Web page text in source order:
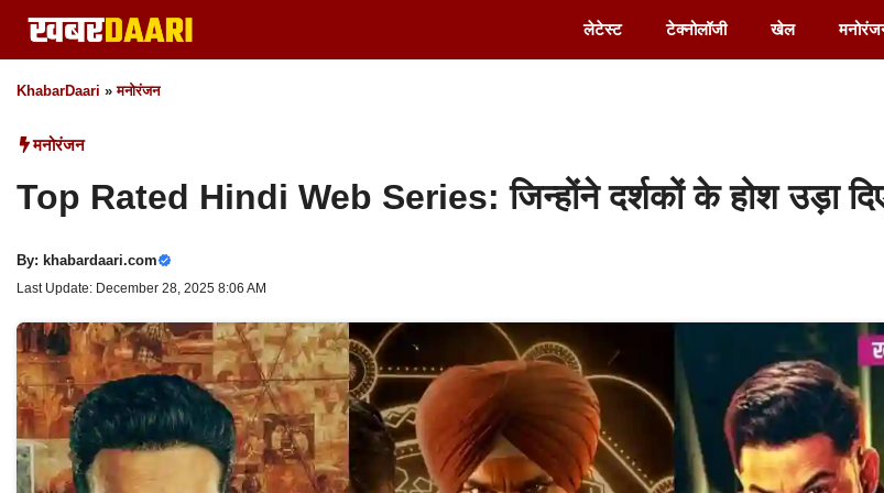
Skip
to
content
लेटेस्ट टेक्नोलॉजी खेल
KhabarDaari »मनोरंजन
मनोरंजन
Top Rated Hindi Web Series: जिन्होंने दर्शकों के होश उड़ा
By: khabardaari.com
Last Update: December 28, 2025 8:06 AM